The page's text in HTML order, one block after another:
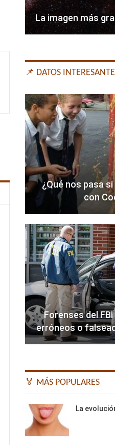
La imagen más
📌 DATOS
¿Qué nos pasa
con
Forenses del
erróneos o
🏅 MÁS POPULARES
La